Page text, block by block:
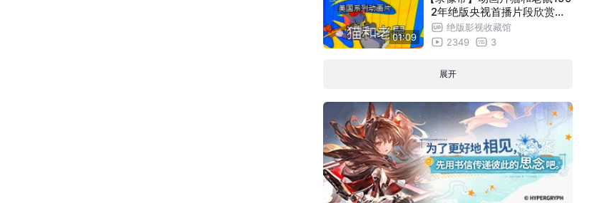
01:09
2年绝版央视首播片段欣赏，
重温最老最经典的版本。
绝版影视收藏馆
2349
3
展开